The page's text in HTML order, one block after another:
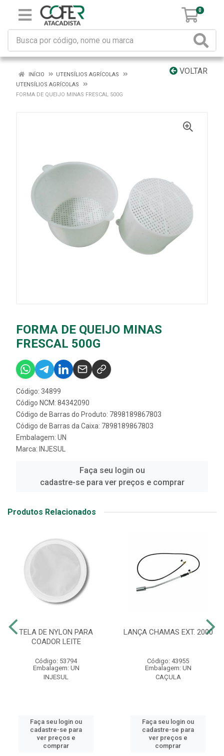
0
VOLTAR
INÍCIO
UTENSÍLIOS AGRÍCOLAS
UTENSÍLIOS AGRÍCOLAS
FORMA DE QUEIJO MINAS FRESCAL 500G
FORMA DE QUEIJO MINAS
FRESCAL 500G
Código: 34899
Código NCM: 84342090
Código de Barras do Produto: 7898189867803
Código de Barras da Caixa: 7898189867803
Embalagem: UN
Marca: INJESUL
Faça seu login ou
cadastre-se para ver preços e comprar
Produtos Relacionados
TELA DE NYLON PARA
COADOR LEITE
Código: 53794
Embalagem: UN
INJESUL
Faça seu login ou
cadastre-se para
ver preços e
comprar
LANÇA CHAMAS EXT. 2000
Código: 43955
Embalagem: UN
CAÇULA
Faça seu login ou
cadastre-se para
ver preços e
comprar